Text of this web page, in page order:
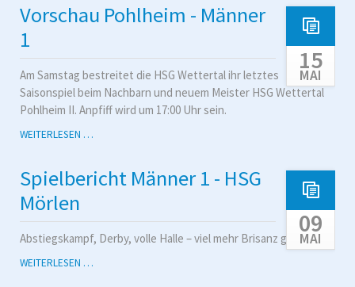
MÄNNER
Vorschau Pohlheim - Männer
1
15
MAI
Am Samstag bestreitet die HSG Wettertal ihr letztes
Saisonspiel beim Nachbarn und neuem Meister HSG Wettertal
Pohlheim II. Anpfiff wird um 17:00 Uhr sein.
WEITERLESEN …VORSCHAU
MÄNNER
Spielbericht Männer 1 - HSG
Mörlen
09
MAI
Abstiegskampf, Derby, volle Halle – viel mehr Brisanz ging kaum.
WEITERLESEN …SPIELBERICHT